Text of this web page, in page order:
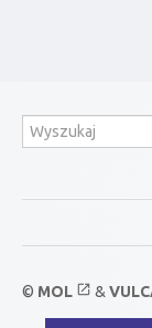
© MOL open_in_new &